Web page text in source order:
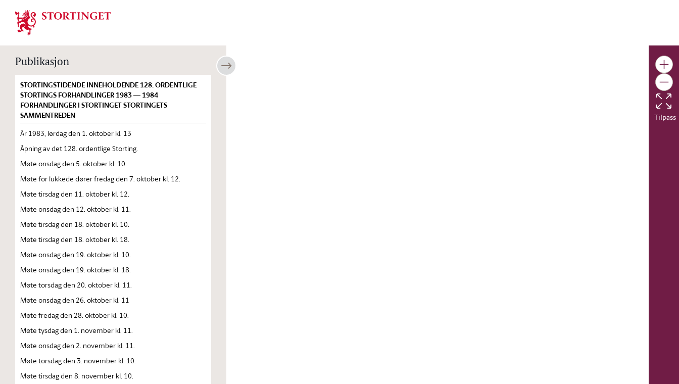
Stortinget.no
Publikasjon
STORTINGSTIDENDE INNEHOLDENDE 128. ORDENTLIGE
STORTINGS FORHANDLINGER 1983 — 1984
FORHANDLINGER I STORTINGET STORTINGETS
SAMMENTREDEN
År 1983, lørdag den 1. oktober kl. 13
Åpning av det 128. ordentlige Storting.
Møte onsdag den 5. oktober kl. 10.
Møte for lukkede dører fredag den 7. oktober kl. 12.
Møte tirsdag den 11. oktober kl. 12.
Møte onsdag den 12. oktober kl. 11.
Møte tirsdag den 18. oktober kl. 10.
Møte tirsdag den 18. oktober kl. 18.
Møte onsdag den 19. oktober kl. 10.
Møte onsdag den 19. oktober kl. 18.
Møte torsdag den 20. oktober kl. 11.
Møte onsdag den 26. oktober kl. 11
Møte fredag den 28. oktober kl. 10.
Møte tysdag den 1. november kl. 11.
Møte onsdag den 2. november kl. 11.
Møte torsdag den 3. november kl. 10.
Møte tirsdag den 8. november kl. 10.